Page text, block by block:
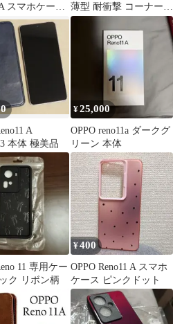
スマホケース 薄型 耐衝撃 コーナーガ
ード ソフト ケース
A
本体 極美品
¥25,000
OPPO reno11a ダークグ
リーン 本体
11 専用ケー
ク リボン柄
¥400
OPPO Reno11 A スマホ
ケース ピンクドット